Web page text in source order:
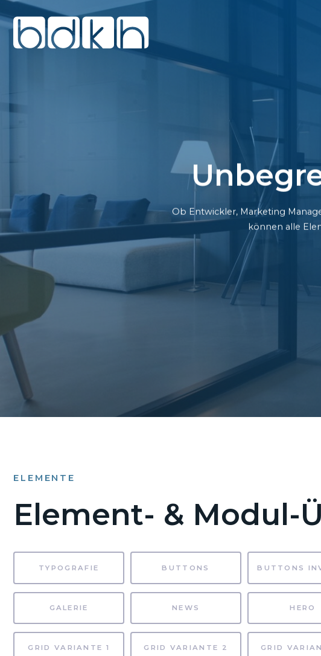
Ob Entwickler, Marketing
können alle
ELEMENTE
Element- & Modul-
TYPOGRAFIE BUTTONS
GALERIE NEWS HERO
GRID VARIANTE 1 GRID VARIANTE 2 GRID